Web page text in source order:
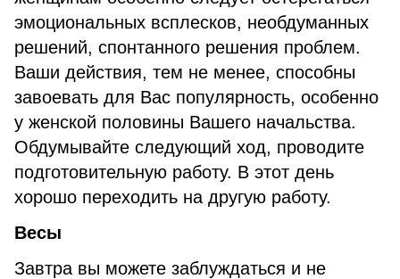
эмоциональных всплесков, необдуманных
решений, спонтанного решения проблем.
Ваши действия, тем не менее, способны
завоевать для Вас популярность, особенно
у женской половины Вашего начальства.
Обдумывайте следующий ход, проводите
подготовительную работу. В этот день
хорошо переходить на другую работу.
Весы
Завтра вы можете заблуждаться и не